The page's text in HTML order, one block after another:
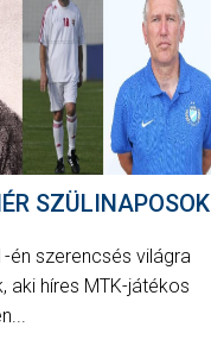
SZÜLINAPOSOK
én szerencsés világra
aki híres MTK-játékos